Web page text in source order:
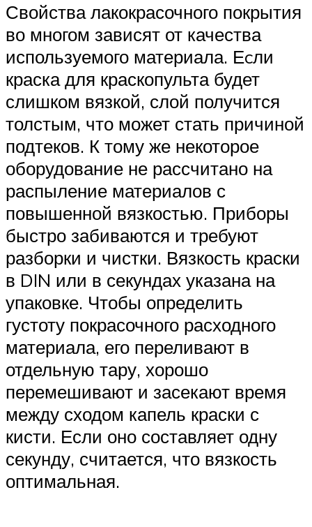
Свойства лакокрасочного покрытия
во многом зависят от качества
используемого материала. Еcли
краска для краскопульта будет
слишком вязкой, слой получится
толстым, что может стать причиной
подтеков. К тому же некоторое
оборудование не рассчитано на
распыление материалов с
повышенной вязкостью. Приборы
быстро забиваются и требуют
разборки и чистки. Вязкость краски
в DIN или в секундах указана на
упаковке. Чтобы определить
густоту покрасочного расходного
материала, его переливают в
отдельную тару, хорошо
перемешивают и засекают время
между сходом капель краски с
кисти. Если оно составляет одну
секунду, считается, что вязкость
оптимальная.